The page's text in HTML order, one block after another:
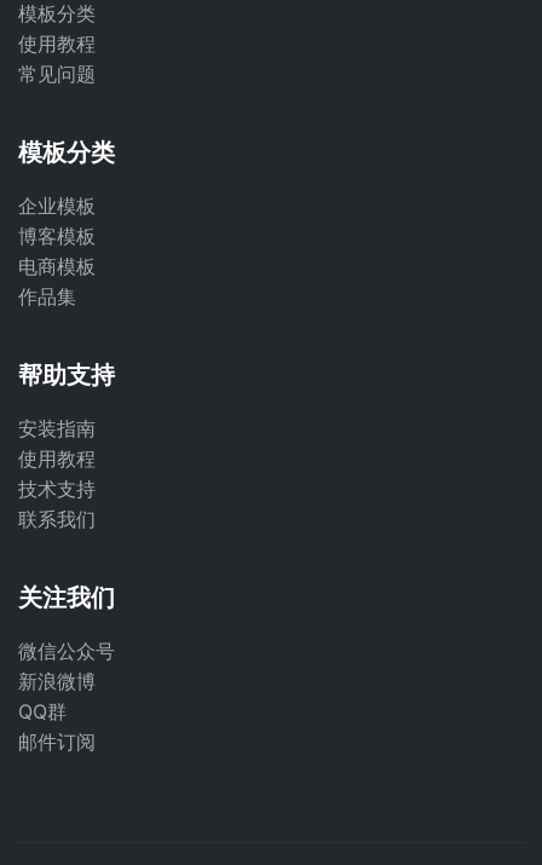
模板分类
使用教程
常见问题
模板分类
企业模板
博客模板
电商模板
作品集
帮助支持
安装指南
使用教程
技术支持
联系我们
关注我们
微信公众号
新浪微博
QQ群
邮件订阅